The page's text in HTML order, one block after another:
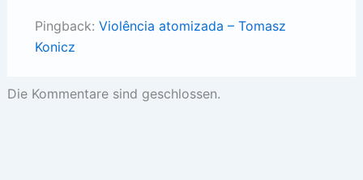
Pingback: Violência atomizada – Tomasz
Konicz
Die Kommentare sind geschlossen.